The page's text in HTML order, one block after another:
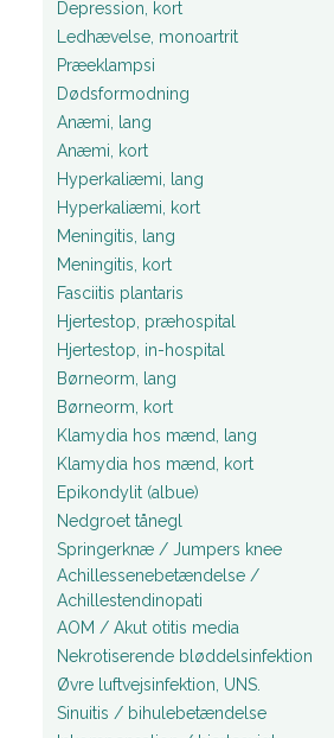
Depression, kort
Ledhævelse, monoartrit
Præeklampsi
Dødsformodning
Anæmi, lang
Anæmi, kort
Hyperkaliæmi, lang
Hyperkaliæmi, kort
Meningitis, lang
Meningitis, kort
Fasciitis plantaris
Hjertestop, præhospital
Hjertestop, in-hospital
Børneorm, lang
Børneorm, kort
Klamydia hos mænd, lang
Klamydia hos mænd, kort
Epikondylit (albue)
Nedgroet tånegl
Springerknæ / Jumpers knee
Achillessenebetændelse /
Achillestendinopati
AOM / Akut otitis media
Nekrotiserende bløddelsinfektion
Øvre luftvejsinfektion, UNS.
Sinuitis / bihulebetændelse